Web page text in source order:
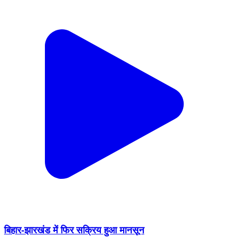
बिहार-झारखंड में फिर सक्रिय हुआ मानसून